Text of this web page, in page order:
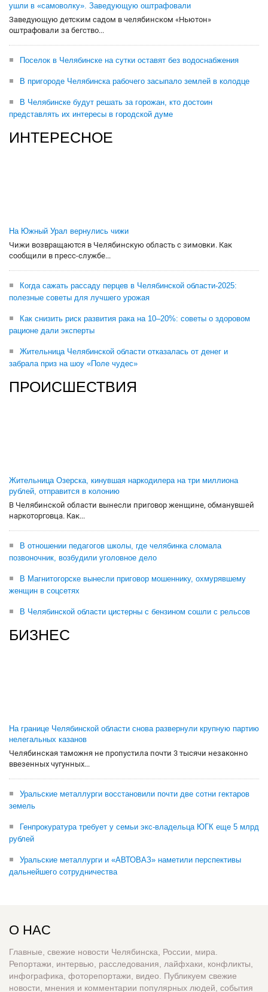
ушли в «самоволку». Заведующую оштрафовали
Заведующую детским садом в челябинском «Ньютон»
оштрафовали за бегство...
Поселок в Челябинске на сутки оставят без водоснабжения
В пригороде Челябинска рабочего засыпало землей в колодце
В Челябинске будут решать за горожан, кто достоин
представлять их интересы в городской думе
ИНТЕРЕСНОЕ
На Южный Урал вернулись чижи
Чижи возвращаются в Челябинскую область с зимовки. Как
сообщили в пресс-службе...
Когда сажать рассаду перцев в Челябинской области-2025:
полезные советы для лучшего урожая
Как снизить риск развития рака на 10–20%: советы о здоровом
рационе дали эксперты
Жительница Челябинской области отказалась от денег и
забрала приз на шоу «Поле чудес»
ПРОИСШЕСТВИЯ
Жительница Озерска, кинувшая наркодилера на три миллиона
рублей, отправится в колонию
В Челябинской области вынесли приговор женщине, обманувшей
наркоторговца. Как...
В отношении педагогов школы, где челябинка сломала
позвоночник, возбудили уголовное дело
В Магнитогорске вынесли приговор мошеннику, охмурявшему
женщин в соцсетях
В Челябинской области цистерны с бензином сошли с рельсов
БИЗНЕС
На границе Челябинской области снова развернули крупную партию
нелегальных казанов
Челябинская таможня не пропустила почти 3 тысячи незаконно
ввезенных чугунных...
Уральские металлурги восстановили почти две сотни гектаров
земель
Генпрокуратура требует у семьи экс-владельца ЮГК еще 5 млрд
рублей
Уральские металлурги и «АВТОВАЗ» наметили перспективы
дальнейшего сотрудничества
О НАС
Главные, свежие новости Челябинска, России, мира.
Репортажи, интервью, расследования, лайфхаки, конфликты,
инфографика, фоторепортажи, видео. Публикуем свежие
новости, мнения и комментарии популярных людей, события